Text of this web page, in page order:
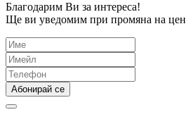
Благодарим Ви за интереса!
Ще ви уведомим при промяна на
Абонирай се